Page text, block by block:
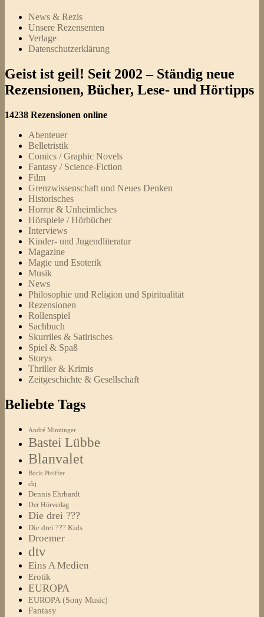
News & Rezis
Unsere Rezensenten
Verlage
Datenschutzerklärung
Geist ist geil! Seit 2002 – Ständig neue
Rezensionen, Bücher, Lese- und Hörtipps
14238 Rezensionen online
Abenteuer
Belletristik
Comics / Graphic Novels
Fantasy / Science-Fiction
Film
Grenzwissenschaft und Neues Denken
Historisches
Horror & Unheimliches
Hörspiele / Hörbücher
Interviews
Kinder- und Jugendliteratur
Magazine
Magie und Esoterik
Musik
News
Philosophie und Religion und Spiritualität
Rezensionen
Rollenspiel
Sachbuch
Skurriles & Satirisches
Spiel & Spaß
Storys
Thriller & Krimis
Zeitgeschichte & Gesellschaft
Beliebte Tags
André Minninger
Bastei Lübbe
Blanvalet
Boris Pfeiffer
cbj
Dennis Ehrhardt
Der Hörverlag
Die drei ???
Die drei ??? Kids
Droemer
dtv
Eins A Medien
Erotik
EUROPA
EUROPA (Sony Music)
Fantasy